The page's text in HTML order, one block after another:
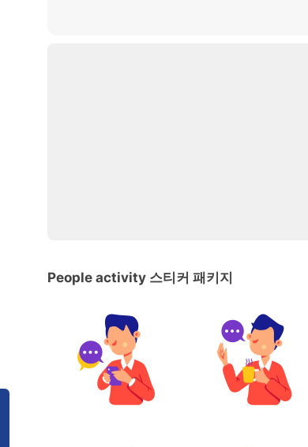
People activity 스티커 패키지